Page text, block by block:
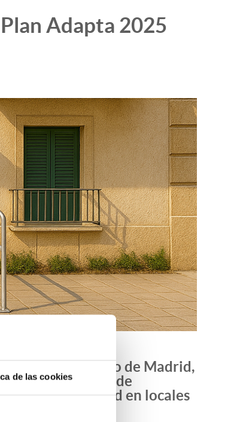
de las cookies
Adapta 2025
del Ayuntamiento de Madrid,
las actuaciones de
y de accesibilidad en locales